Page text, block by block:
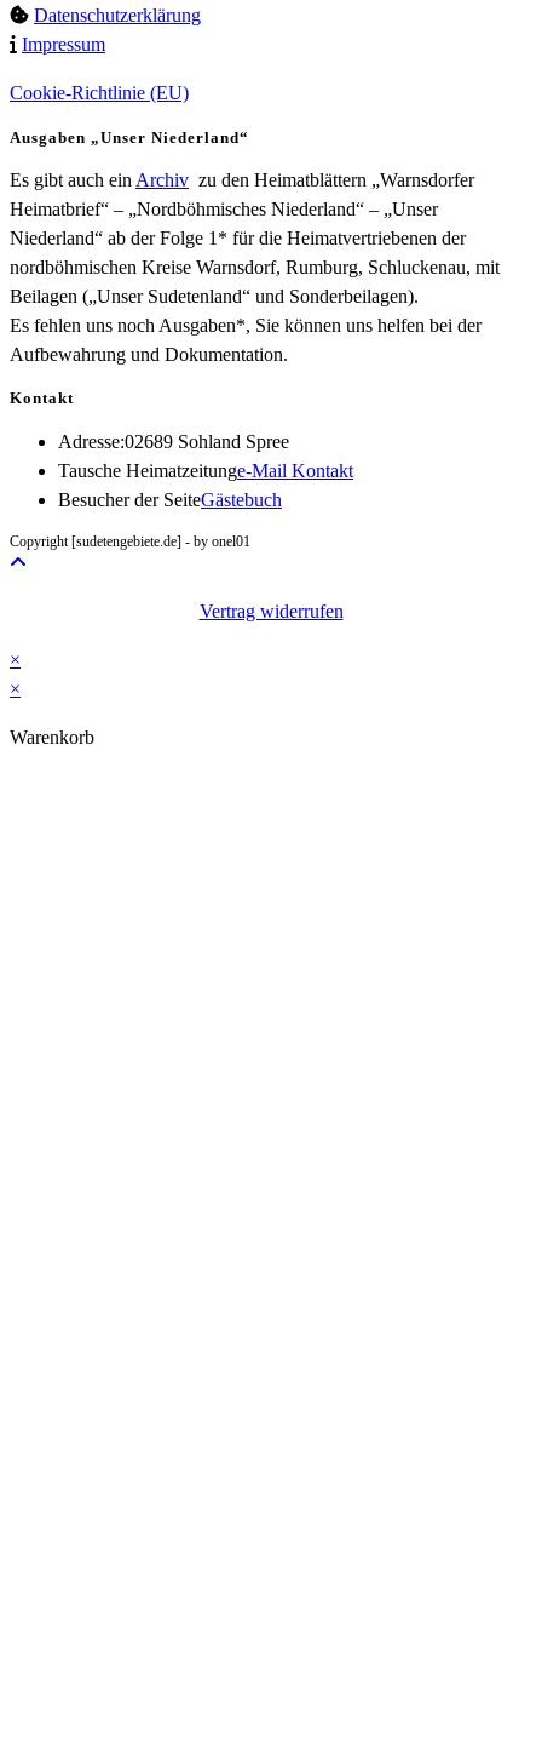
Datenschutzerklärung
Impressum
Cookie-Richtlinie (EU)
Ausgaben „Unser Niederland“
Es gibt auch ein Archiv zu den Heimatblättern „Warnsdorfer
Heimatbrief“ – „Nordböhmisches Niederland“ – „Unser
Niederland“ ab der Folge 1* für die Heimatvertriebenen der
nordböhmischen Kreise Warnsdorf, Rumburg, Schluckenau, mit
Beilagen („Unser Sudetenland“ und Sonderbeilagen).
Es fehlen uns noch Ausgaben*, Sie können uns helfen bei der
Aufbewahrung und Dokumentation.
Kontakt
Adresse:02689 Sohland Spree
Tausche Heimatzeitunge-Mail KontaktOpens
Besucher der SeiteGästebuch
Copyright [sudetengebiete.de] - by onel01
Vertrag widerrufen
×
×
Warenkorb